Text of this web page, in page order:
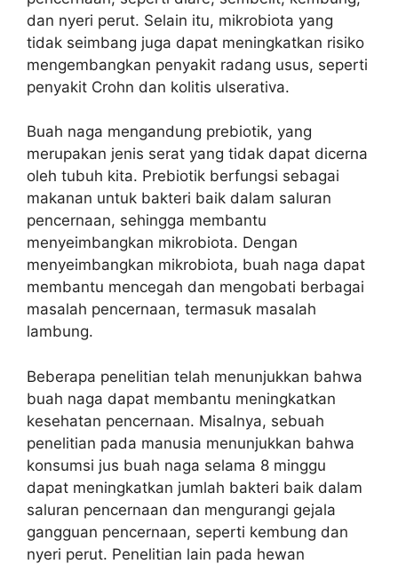
dan nyeri perut. Selain itu, mikrobiota yang
tidak seimbang juga dapat meningkatkan risiko
mengembangkan penyakit radang usus, seperti
penyakit Crohn dan kolitis ulserativa.
Buah naga mengandung prebiotik, yang
merupakan jenis serat yang tidak dapat dicerna
oleh tubuh kita. Prebiotik berfungsi sebagai
makanan untuk bakteri baik dalam saluran
pencernaan, sehingga membantu
menyeimbangkan mikrobiota. Dengan
menyeimbangkan mikrobiota, buah naga dapat
membantu mencegah dan mengobati berbagai
masalah pencernaan, termasuk masalah
lambung.
Beberapa penelitian telah menunjukkan bahwa
buah naga dapat membantu meningkatkan
kesehatan pencernaan. Misalnya, sebuah
penelitian pada manusia menunjukkan bahwa
konsumsi jus buah naga selama 8 minggu
dapat meningkatkan jumlah bakteri baik dalam
saluran pencernaan dan mengurangi gejala
gangguan pencernaan, seperti kembung dan
nyeri perut. Penelitian lain pada hewan